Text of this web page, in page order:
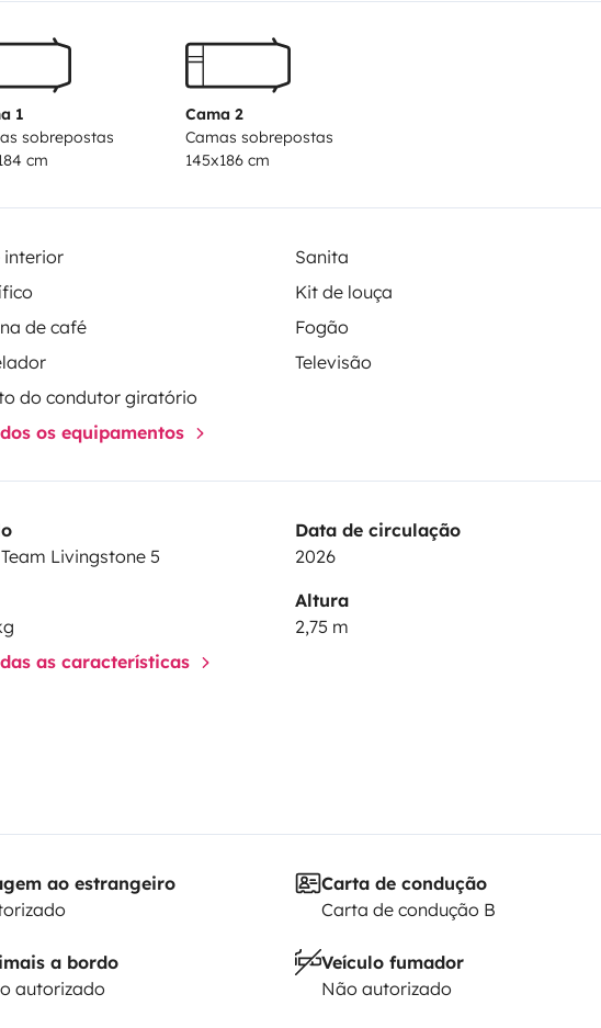
con la funcionalidad de una autocaravana.
1
sobrepostas
cm
Cama 2
Camas sobrepostas
145x186 cm
interior
Sanita
Kit de louça
de café
Fogão
Televisão
do condutor giratório
os equipamentos
Livingstone 5
Data de circulação
2026
Altura
2,75 m
as características
ao estrangeiro
Carta de condução
Carta de condução B
a bordo
autorizado
Veículo fumador
Não autorizado